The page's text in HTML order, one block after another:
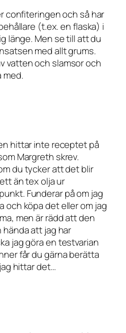
confiteringen och så har
(t.ex. en flaska) i
länge. Men se till att du
med allt grums.
vatten och slamsor och
med.
hittar inte receptet på
Margreth skrev.
du tycker att det blir
än tex olja ur
Funderar på om jag
och köpa det eller om jag
men är rädd att den
hända att jag har
jag göra en testvarian
får du gärna berätta
hittar det…